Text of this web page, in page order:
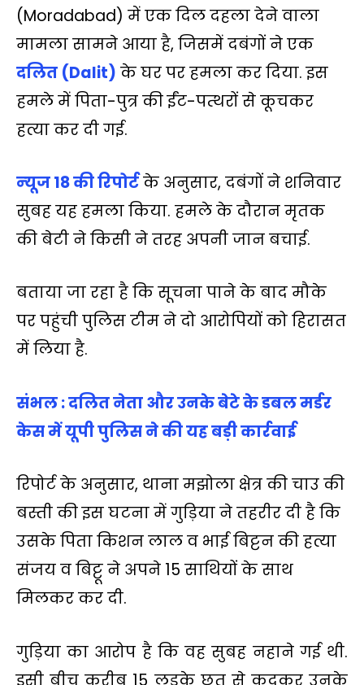
t
s
p
e
b
k
t
t
e
r
y
L
e
g
m
i
l
r
e
(Moradabad) में एक दिल दहला देने वाला
मामला सामने आया है, जिसमें दबंगों ने एक
दलित (Dalit) के घर पर हमला कर दिया. इस
हमले में पिता-पुत्र की ईंट-पत्थरों से कूचकर
हत्या कर दी गई.
न्‍यूज 18 की रिपोर्टके अनुसार, दबंगों ने शनिवार
सुबह यह हमला किया. हमले के दौरान मृतक
की बेटी ने किसी ने तरह अपनी जान बचाई.
बताया जा रहा है कि सूचना पाने के बाद मौके
पर पहुंची पुलिस टीम ने दो आरोपियों को हिरासत
में लिया है.
संभल : दलित नेता और उनके बेटे के डबल मर्डर
केस में यूपी पुलिस ने की यह बड़ी कार्रवाई
रिपोर्ट के अनुसार, थाना मझोला क्षेत्र की चाउ की
बस्ती की इस घटना में गुड़िया ने तहरीर दी है कि
उसके पिता किशन लाल व भाई बिट्टन की हत्या
संजय व बिट्टू ने अपने 15 साथियों के साथ
मिलकर कर दी.
गुड़िया का आरोप है कि वह सुबह नहाने गई थी.
इसी बीच करीब 15 लड़के छत से कूदकर उनके